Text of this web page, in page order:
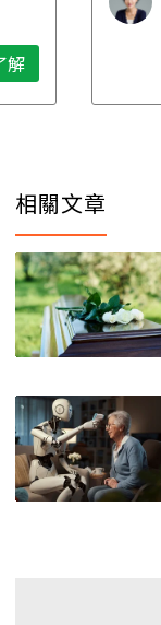
解
相關文章